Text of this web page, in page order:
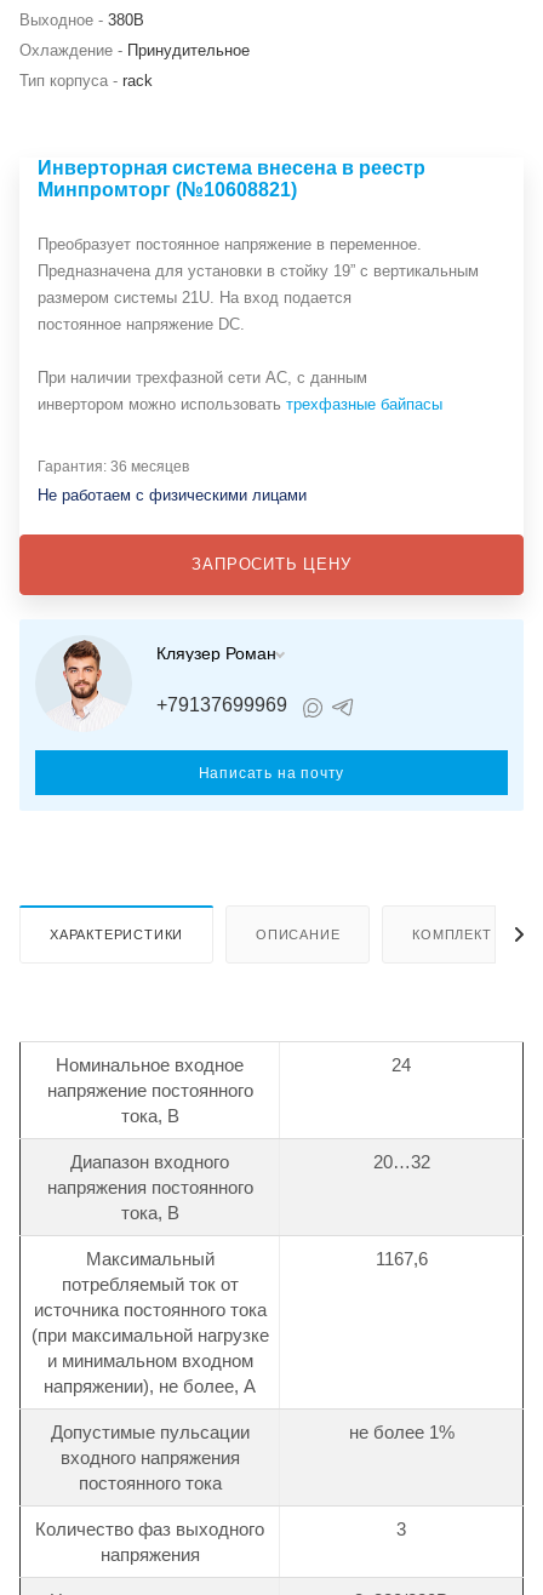
Выходное - 380В
Охлаждение - Принудительное
Тип корпуса - rack
Инверторная система внесена в реестр
Минпромторг (№10608821)
Преобразует постоянное напряжение в переменное.
Предназначена для установки в стойку 19” с вертикальным
размером системы 21U. На вход подается
постоянное напряжение DC.
При наличии трехфазной сети АС, с данным
инвертором можно использовать трехфазные байпасы
Гарантия: 36 месяцев
Не работаем с физическими лицами
ЗАПРОСИТЬ ЦЕНУ
Кляузер Роман
+79137699969
Написать на почту
ХАРАКТЕРИСТИКИ ОПИСАНИЕ КОМПЛЕКТ
Номинальное входное
напряжение постоянного
тока, В
24
Диапазон входного
напряжения постоянного
тока, В
20…32
Максимальный
потребляемый ток от
источника постоянного тока
(при максимальной нагрузке
и минимальном входном
напряжении), не более, А
1167,6
Допустимые пульсации
входного напряжения
постоянного тока
не более 1%
Количество фаз выходного
напряжения
3